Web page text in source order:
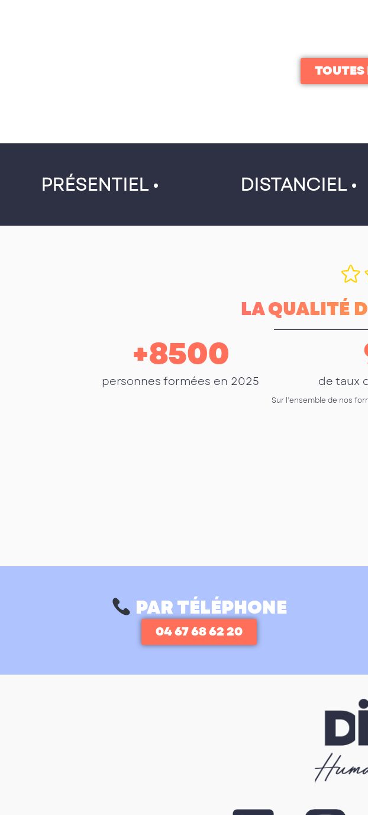
TOUTES
PRÉSENTIEL • DISTANCIEL •
LA QUALITÉ
personnes formées en 2025
+8500
de taux
Sur l’ensemble de nos
PAR TÉLÉPHONE
04 67 68 62 20